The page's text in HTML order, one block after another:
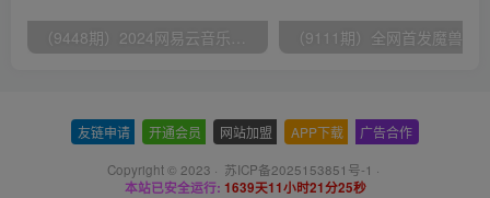
友链申请 开通会员 网站加盟 APP下载 广告合作
Copyright © 2023 · 苏ICP备2025153851号-1 ·
本站已安全运行: 1639天11小时21分25秒